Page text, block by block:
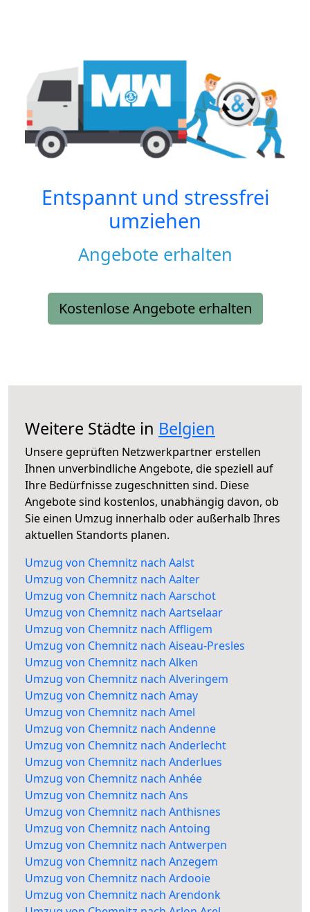
Entspannt und stressfrei
umziehen
Angebote erhalten
Kostenlose Angebote erhalten
Weitere Städte in Belgien
Unsere geprüften Netzwerkpartner erstellen
Ihnen unverbindliche Angebote, die speziell auf
Ihre Bedürfnisse zugeschnitten sind. Diese
Angebote sind kostenlos, unabhängig davon, ob
Sie einen Umzug innerhalb oder außerhalb Ihres
aktuellen Standorts planen.
Umzug von Chemnitz nach Aalst
Umzug von Chemnitz nach Aalter
Umzug von Chemnitz nach Aarschot
Umzug von Chemnitz nach Aartselaar
Umzug von Chemnitz nach Affligem
Umzug von Chemnitz nach Aiseau-Presles
Umzug von Chemnitz nach Alken
Umzug von Chemnitz nach Alveringem
Umzug von Chemnitz nach Amay
Umzug von Chemnitz nach Amel
Umzug von Chemnitz nach Andenne
Umzug von Chemnitz nach Anderlecht
Umzug von Chemnitz nach Anderlues
Umzug von Chemnitz nach Anhée
Umzug von Chemnitz nach Ans
Umzug von Chemnitz nach Anthisnes
Umzug von Chemnitz nach Antoing
Umzug von Chemnitz nach Antwerpen
Umzug von Chemnitz nach Anzegem
Umzug von Chemnitz nach Ardooie
Umzug von Chemnitz nach Arendonk